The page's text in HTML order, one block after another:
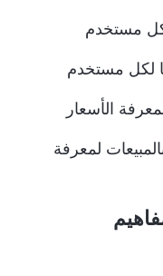
الأسعار
لمعرفة